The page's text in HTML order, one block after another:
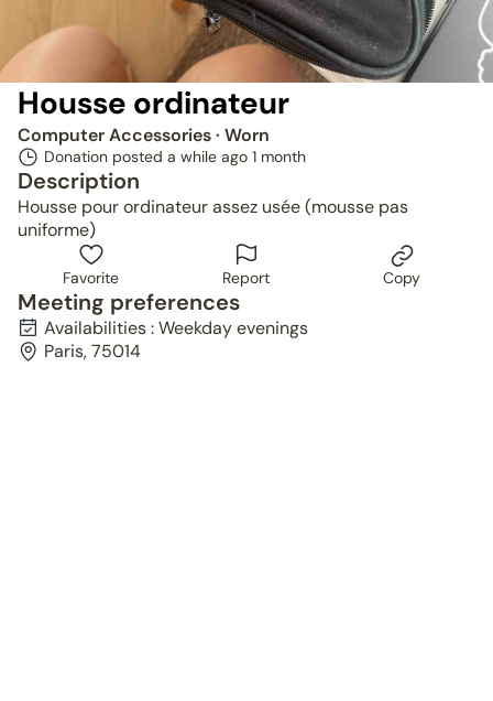
Housse ordinateur
Computer Accessories· Worn
Donation posted a while ago 1 month
Description
Housse pour ordinateur assez usée (mousse pas
uniforme)
Favorite Report Copy
Meeting preferences
Availabilities : Weekday evenings
Paris, 75014